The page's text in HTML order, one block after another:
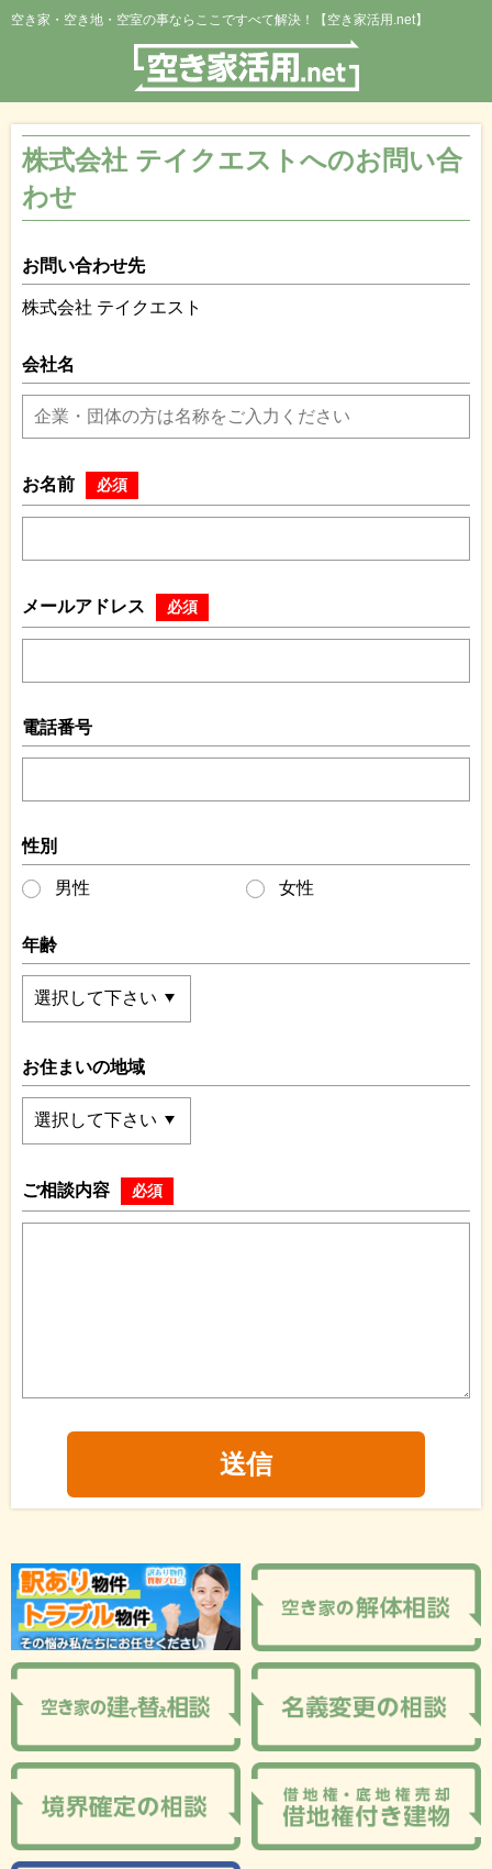
空き家・空き地・空室の事ならここですべて解決！【空き家活用.net】
株式会社 テイクエストへのお問い合
わせ
お問い合わせ先
株式会社 テイクエスト
会社名
お名前 必須
メールアドレス 必須
電話番号
性別
男性 女性
年齢
お住まいの地域
ご相談内容 必須
送信